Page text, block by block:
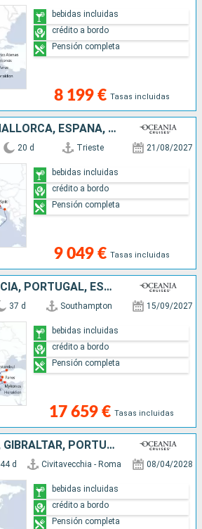
8 199 € Tasas incluidas
bebidas incluidas
crédito a bordo
Pensión completa
CROACIA, ITALIA, MALLORCA, ESPAÑA, PORTUGAL, FRANCIA, REINO UNIDO
20 d Trieste 21/08/2027
9 049 € Tasas incluidas
bebidas incluidas
crédito a bordo
Pensión completa
REINO UNIDO, FRANCIA, PORTUGAL, ESPAÑA, ITALIA, CROACIA, ALBANIA, GRECIA, TURQUÍA
37 d Southampton 15/09/2027
17 659 € Tasas incluidas
bebidas incluidas
crédito a bordo
Pensión completa
ITALIA, MALLORCA, GIBRALTAR, PORTUGAL, ESPAÑA, FRANCIA, BÉLGICA, PAISES BAJOS, AUSTRALIA, REINO UNIDO, NORUEGA, DINAMARCA, ALEMANIA, POLONIA, LITUANIA, LETONIA, ESTONIA, SUECIA
44 d Civitavecchia - Roma 08/04/2028
bebidas incluidas
crédito a bordo
Pensión completa